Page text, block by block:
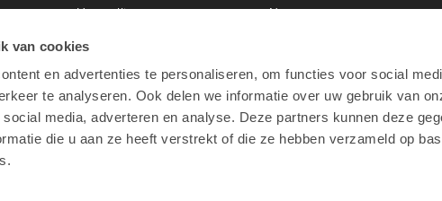
van cookies
en advertenties te personaliseren, om functies voor social
te analyseren. Ook delen we informatie over uw gebruik van
media, adverteren en analyse. Deze partners kunnen deze
die u aan ze heeft verstrekt of die ze hebben verzameld op
Herstellingen
Opleidingen
Apple Financial Services
Teamviewer
Newsroom
Werken bij Lab9